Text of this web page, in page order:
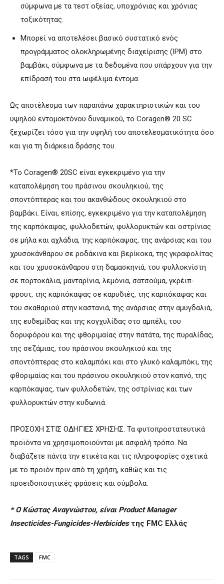
σύμφωνα με τα τεστ οξείας, υποχρόνιας και χρόνιας
τοξικότητας.
Μπορεί να αποτελέσει βασικό συστατικό ενός
προγράμματος ολοκληρωμένης διαχείρισης (IPM) στο
βαμβάκι, σύμφωνα με τα δεδομένα που υπάρχουν για την
επίδρασή του στα ωφέλιμα έντομα.
Ως αποτέλεσμα των παραπάνω χαρακτηριστικών και του
υψηλού εντομοκτόνου δυναμικού, το Coragen® 20 SC
ξεχωρίζει τόσο για την υψηλή του αποτελεσματικότητα όσο
και για τη διάρκεια δράσης του.
*To Coragen® 20SC είναι εγκεκριμένο για την
καταπολέμηση του πράσινου σκουληκιού, της
σποντόπτερας και του ακανθώδους σκουληκιού στο
βαμβάκι. Είναι, επίσης, εγκεκριμένο για την καταπολέμηση
της καρπόκαψας, φυλλοδετών, φυλλορυκτών και οστρίνιας
σε μήλα και αχλάδια, της καρπόκαψας, της ανάρσιας και του
χρυσοκάνθαρου σε ροδάκινα και βερίκοκα, της γκραφολίτας
και του χρυσοκάνθαρου στη δαμασκηνιά, του φυλλοκνίστη
σε πορτοκάλια, μανταρίνια, λεμόνια, σατσούμα, γκρέιπ-
φρουτ, της καρπόκαψας σε καρυδιές, της καρπόκαψας και
του σκαθαριού στην καστανιά, της ανάρσιας στην αμυγδαλιά,
της ευδεμίδας και της κογχυλίδας στο αμπέλι, του
δορυφόρου και της φθοριμαίας στην πατάτα, της πυραλίδας,
της σεζάμιας, του πράσινου σκουληκιού και της
σποντόπτερας στο καλαμπόκι και στο γλυκό καλαμπόκι, της
φθοριμαίας και του πράσινου σκουληκιού στον καπνό, της
καρπόκαψας, των φυλλοδετών, της οστρίνιας και των
φυλλορυκτών στην κυδωνιά.
ΠΡΟΣΟΧΗ ΣΤΙΣ ΟΔΗΓΙΕΣ ΧΡΗΣHΣ. Τα φυτοπροστατευτικά
προϊόντα να χρησιμοποιούνται με ασφαλή τρόπο. Να
διαβάζετε πάντα την ετικέτα και τις πληροφορίες σχετικά
με το προϊόν πριν από τη χρήση, καθώς και τις
προειδοποιητικές φράσεις και σύμβολα.
* Ο Κώστας Αναγνώστου, είναι Product Manager
Insecticides-Fungicides-Herbicides της FMC Ελλάς
TAGS FMC